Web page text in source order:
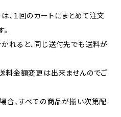
、１回のカートにまとめて注文
れると、同じ送付先でも送料が
料金額変更は出来ませんのでご
合、すべての商品が揃い次第配